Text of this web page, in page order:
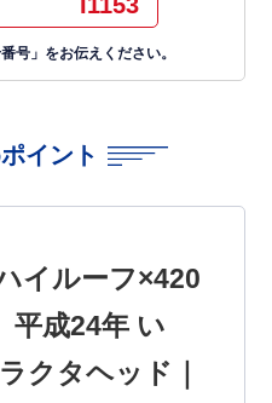
号」をお伝えください。
イント
イルーフ×420
平成24年 い
クタヘッド｜